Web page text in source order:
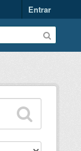
Entrar